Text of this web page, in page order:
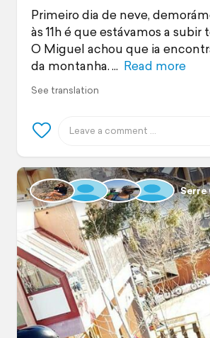
Primeiro dia de neve,
às 11h é que estávamos a subir
O Miguel achou que ia
da montanha.
Read more
See translation
Serre